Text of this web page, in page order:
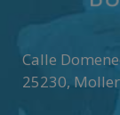
Calle
25230,